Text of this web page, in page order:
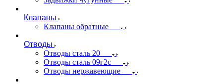
Клапаны
Клапаны обратные
Отводы
Отводы сталь 20
Отводы сталь 09г2с
Отводы нержавеющие